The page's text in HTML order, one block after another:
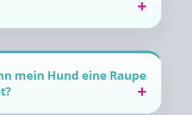
mein Hund eine Raupe